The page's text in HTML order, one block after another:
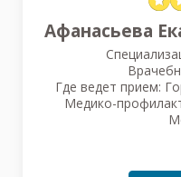
Афанасьева
Где ведет прием:
Медико-